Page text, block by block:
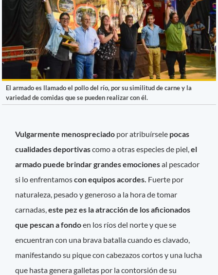
El armado es llamado el pollo del río, por su similitud de carne y la
variedad de comidas que se pueden realizar con él.
Vulgarmente menospreciado por atribuírsele pocas
cualidades deportivascomo a otras especies de piel,el
armado puede brindar grandes emocionesal pescador
si lo enfrentamoscon equipos acordes. Fuerte por
naturaleza, pesado y generoso a la hora de tomar
carnadas,este pez es la atracción de los aficionados
que pescan a fondoen los ríos del norte y que se
encuentran con una brava batalla cuando es clavado,
manifestando su pique con cabezazos cortos y una lucha
que hasta genera galletas por la contorsión de su